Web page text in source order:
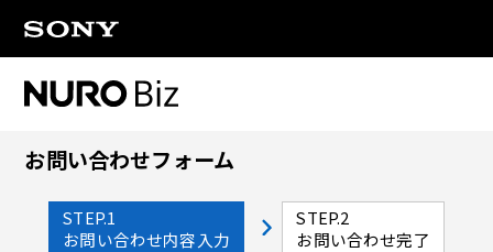
お問い合わせフォーム
STEP.1
お問い合わせ内容入力
STEP.2
お問い合わせ完了